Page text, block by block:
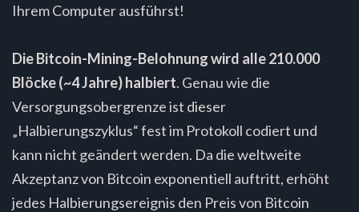
Ihrem Computer ausführst!
Die Bitcoin-Mining-Belohnung wird alle 210.000
Blöcke (~4 Jahre) halbiert. Genau wie die
Versorgungsobergrenze ist dieser
„Halbierungszyklus“ fest im Protokoll codiert und
kann nicht geändert werden. Da die weltweite
Akzeptanz von Bitcoin exponentiell auftritt, erhöht
jedes Halbierungsereignis den Preis von Bitcoin